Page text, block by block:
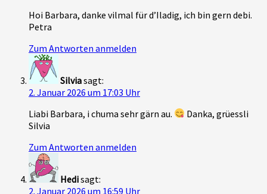
Hoi Barbara, danke vilmal für d’Iladig, ich bin gern debi.
Petra
Zum Antworten anmelden
Silviasagt:
2. Januar 2026 um 17:03 Uhr
Liabi Barbara, i chuma sehr gärn au.
Danka, grüessli
Silvia
Zum Antworten anmelden
Hedisagt:
2. Januar 2026 um 16:59 Uhr